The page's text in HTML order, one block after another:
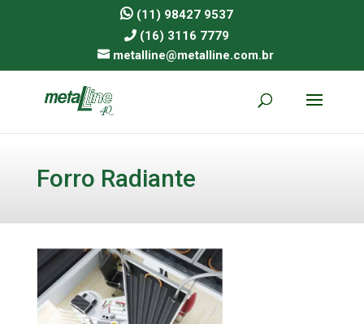
(11) 98427 9537
(16) 3116 7779
metalline@metalline.com.br
Forro Radiante